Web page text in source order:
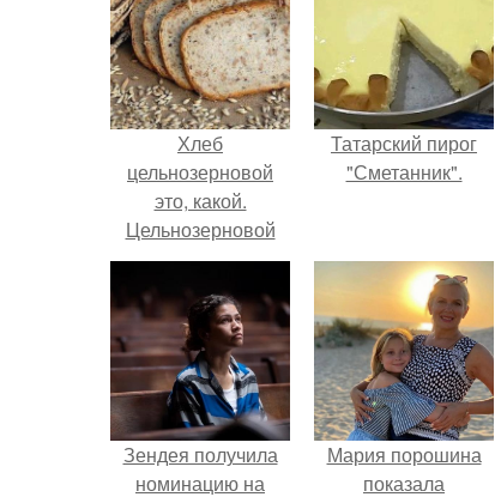
Хлеб
цельнозерновой
это, какой.
Цельнозерновой
хлеб. Настоящий
цельнозерновой
хлеб очень для
здоровья полезен.
Татарский пирог
"Сметанник".
Зендея получила
номинацию на
Мария порошина
показала